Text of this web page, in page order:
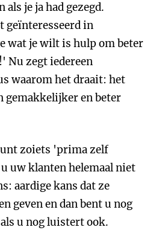
als je ja had gezegd.
geïnteresseerd in
wat je wilt is hulp om beter
Nu zegt iedereen
waarom het draait: het
gemakkelijker en beter
zoiets 'prima zelf
uw klanten helemaal niet
aardige kans dat ze
geven en dan bent u nog
u nog luistert ook.